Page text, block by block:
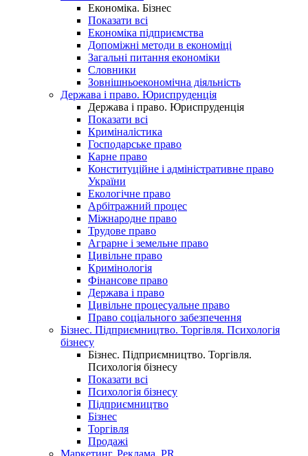
Економіка. Бізнес
Показати всі
Економіка підприємства
Допоміжні методи в економіці
Загальні питання економіки
Словники
Зовнішньоекономічна діяльність
Держава і право. Юриспруденція
Держава і право. Юриспруденція
Показати всі
Криміналістика
Господарське право
Карне право
Конституційне і адміністративне право
України
Екологічне право
Арбітражний процес
Міжнародне право
Трудове право
Аграрне і земельне право
Цивільне право
Кримінологія
Фінансове право
Держава і право
Цивільне процесуальне право
Право соціального забезпечення
Бізнес. Підприємництво. Торгівля. Психологія
бізнесу
Бізнес. Підприємництво. Торгівля.
Психологія бізнесу
Показати всі
Психологія бізнесу
Підприємництво
Бізнес
Торгівля
Продажі
Маркетинг. Реклама. PR